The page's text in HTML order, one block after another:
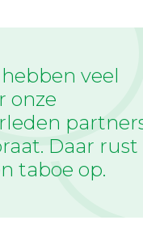
veel
onze
Daar rust
taboe op.